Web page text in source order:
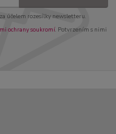
účelem rozesílky newsletteru.
ochrany soukromí. Potvrzením s nimi